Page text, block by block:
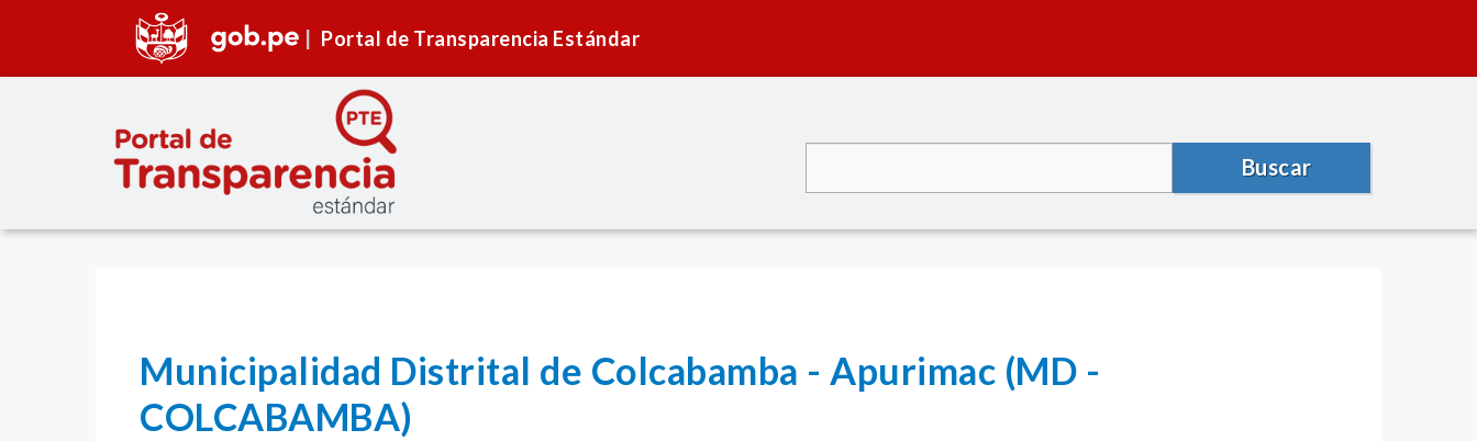
Portal de Transparencia Estándar
Buscar
Municipalidad Distrital de Colcabamba - Apurimac (MD -
COLCABAMBA)